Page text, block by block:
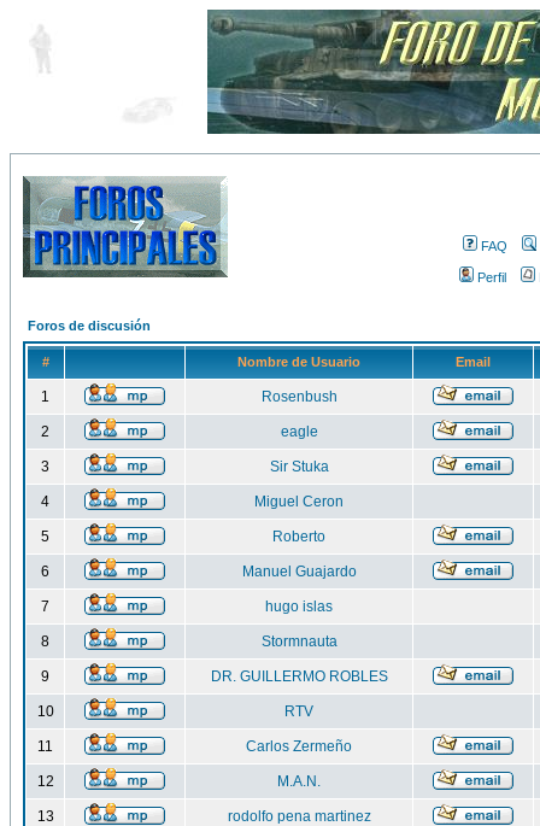
FAQ
Perfil
Foros de discusión
# Nombre de Usuario Email
1 Rosenbush
2 eagle
3 Sir Stuka
4 Miguel Ceron
5 Roberto
6 Manuel Guajardo
7 hugo islas
8 Stormnauta
9 DR. GUILLERMO ROBLES
10 RTV
11 Carlos Zermeño
12 M.A.N.
13 rodolfo pena martinez